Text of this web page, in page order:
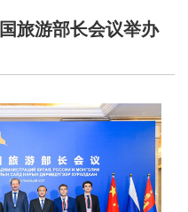
旅游部长会议举办